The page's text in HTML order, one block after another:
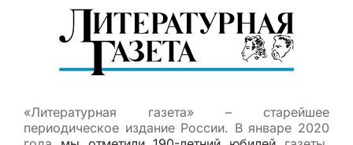
«Литературная газета» – старейшее
периодическое издание России. В январе 2020